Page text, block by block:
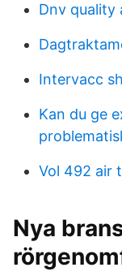
Dnv quality
Intervacc
Kan du ge
Vol 492 air
Nya